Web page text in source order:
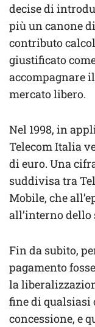
decise di
più un canone
contributo
giustificato
accompagnare
mercato libero.
Nel 1998, in
Telecom Italia
di euro. Una
suddivisa tra
Mobile, che
all’interno dello
Fin da subito,
pagamento
la
fine di qualsiasi
concessione, e